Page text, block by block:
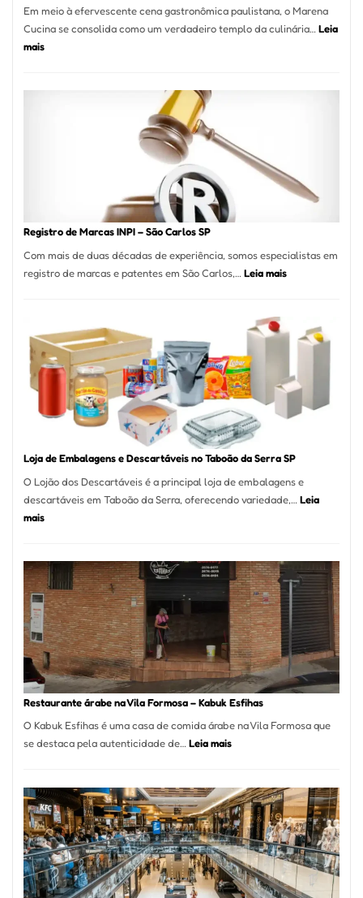
Em meio à efervescente cena gastronômica paulistana, o Marena
Cucina se consolida como um verdadeiro templo da culinária… Leia
mais:
Bibi
Registro de Marcas INPI – São Carlos SP
Com mais de duas décadas de experiência, somos especialistas em
registro de marcas e patentes em São Carlos,… Leia mais:
Marcas
INPI
São
Carlos
SP
Loja de Embalagens e Descartáveis no Taboão da Serra SP
O Lojão dos Descartáveis é a principal loja de embalagens e
descartáveis em Taboão da Serra, oferecendo variedade,… Leia
mais:
Embalagens
e
Descartáveis
no
Taboão
da
Serra
SP
Restaurante árabe na Vila Formosa – Kabuk Esfihas
O Kabuk Esfihas é uma casa de comida árabe na Vila Formosa que
se destaca pela autenticidade de…Leia mais:
na
Vila
Formosa
–
Kabuk
Esfihas